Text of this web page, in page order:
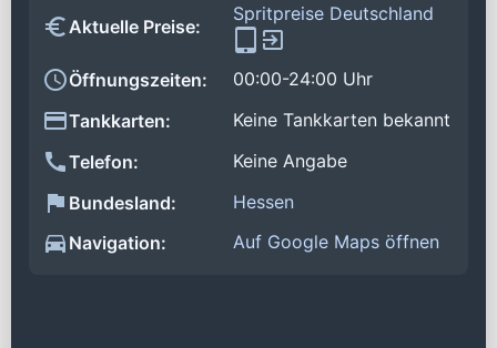
Aktuelle Preise:
Spritpreise Deutschland
Öffnungszeiten:
00:00-24:00 Uhr
Tankkarten:
Keine Tankkarten bekannt
Telefon:
Keine Angabe
Bundesland:
Hessen
Navigation:
Auf Google Maps öffnen